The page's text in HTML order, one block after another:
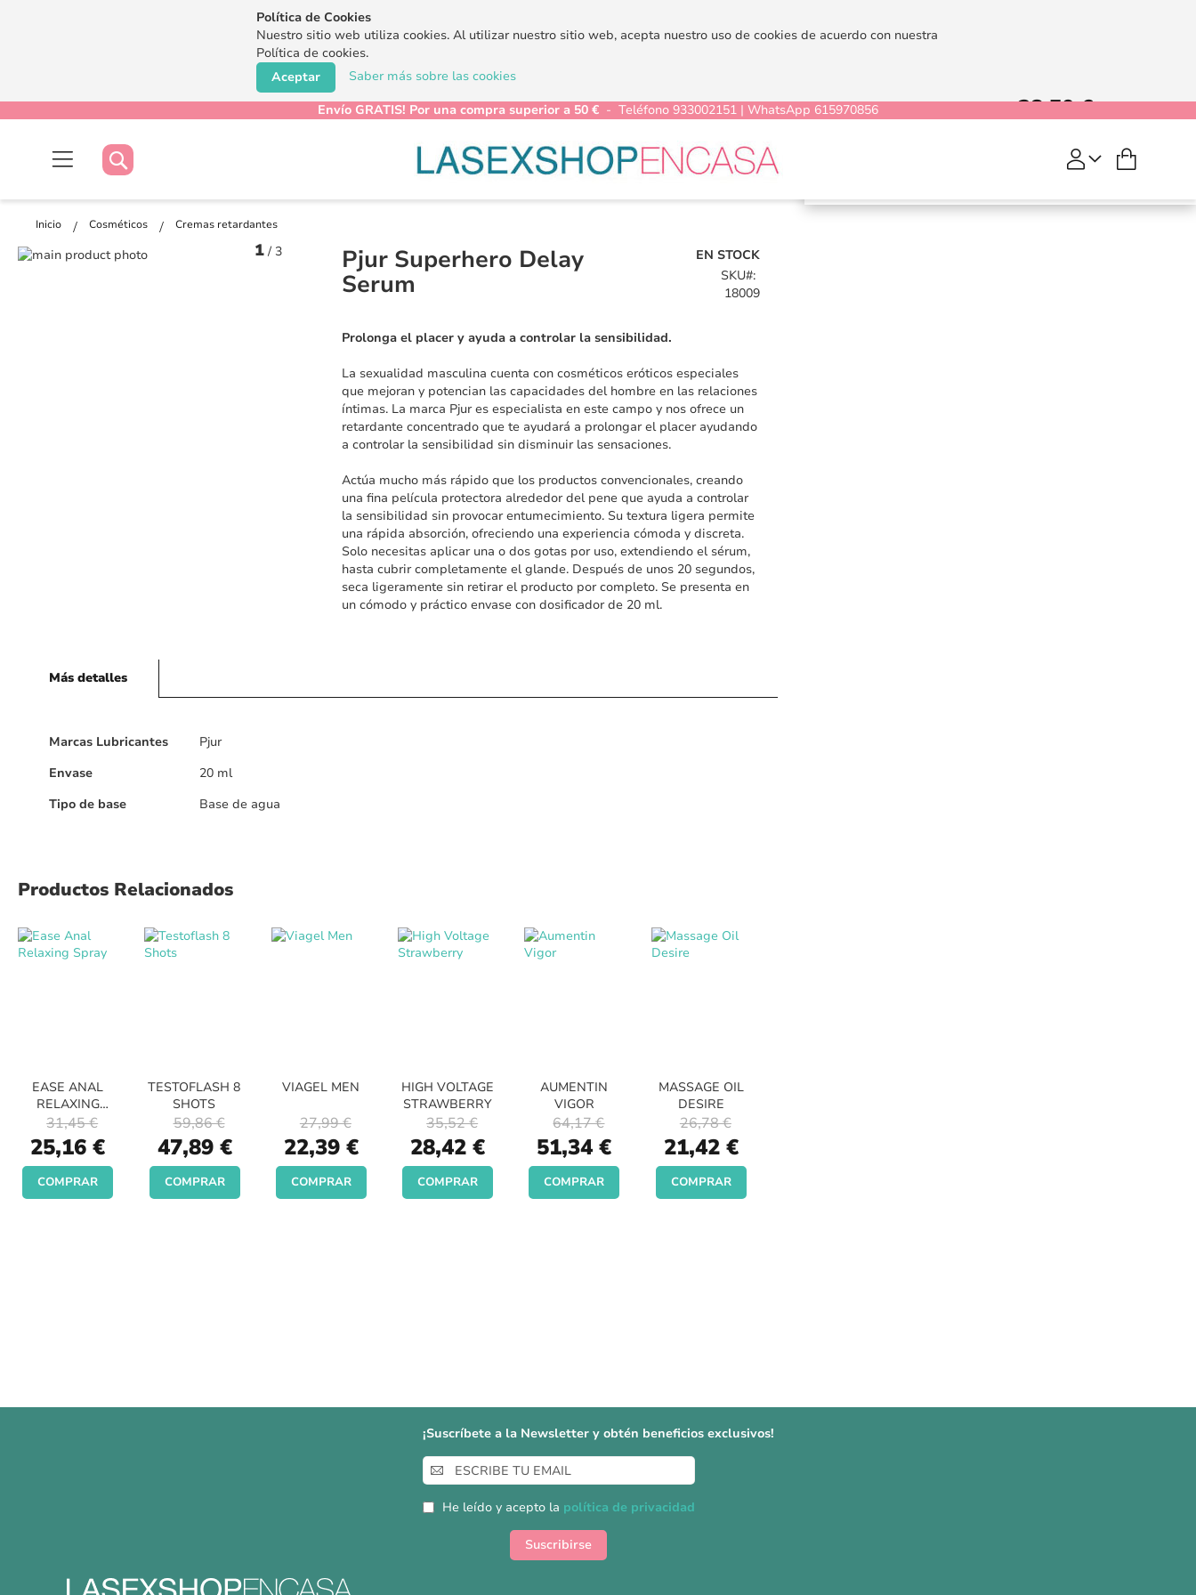
Política de Cookies
Nuestro sitio web utiliza cookies. Al utilizar nuestro sitio web, acepta nuestro uso de cookies de acuerdo con nuestra
Política de cookies.
Saber más sobre las cookies
Aceptar
Envío GRATIS! Por una compra superior a 50 € - Teléfono 933002151 | WhatsApp 615970856
Buscar
Buscar
Inicio Cosméticos Cremas retardantes
Pjur Superhero Delay
28,50 €35,63 €
COMPRAR
Saltar
1 / 3
Pjur Superhero Delay
Serum
EN STOCK
SKU
18009
Prolonga el placer y ayuda a controlar la sensibilidad.
La sexualidad masculina cuenta con cosméticos eróticos especiales
que mejoran y potencian las capacidades del hombre en las relaciones
íntimas. La marca Pjur es especialista en este campo y nos ofrece un
retardante concentrado que te ayudará a prolongar el placer ayudando
a controlar la sensibilidad sin disminuir las sensaciones.
Actúa mucho más rápido que los productos convencionales, creando
una fina película protectora alrededor del pene que ayuda a controlar
la sensibilidad sin provocar entumecimiento. Su textura ligera permite
una rápida absorción, ofreciendo una experiencia cómoda y discreta.
Solo necesitas aplicar una o dos gotas por uso, extendiendo el sérum,
hasta cubrir completamente el glande. Después de unos 20 segundos,
seca ligeramente sin retirar el producto por completo. Se presenta en
un cómodo y práctico envase con dosificador de 20 ml.
Más detalles
Más
Marcas Lubricantes
Pjur
Envase
20 ml
Tipo de base
Base de agua
Productos Relacionados
EASE ANAL
RELAXING
SPRAY
Special
Price
25,16 €
31,45 €
COMPRAR
TESTOFLASH 8
SHOTS
Special
Price
47,89 €
59,86 €
COMPRAR
VIAGEL MEN
Special
Price
22,39 €
27,99 €
COMPRAR
HIGH VOLTAGE
STRAWBERRY
Special
Price
28,42 €
35,52 €
COMPRAR
AUMENTIN
VIGOR
Special
Price
51,34 €
64,17 €
COMPRAR
MASSAGE OIL
DESIRE
Special
Price
21,42 €
26,78 €
COMPRAR
¡Suscríbete a la Newsletter y obtén beneficios exclusivos!
Inscríbase
a
nuestro
boletín
He leído y acepto la política de privacidad
Suscribirse